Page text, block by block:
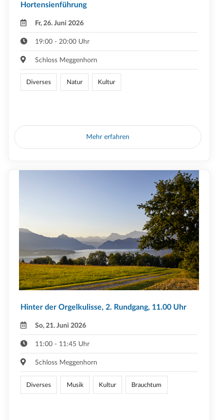
Hortensienführung
Fr, 26. Juni 2026
19:00 - 20:00 Uhr
Schloss Meggenhorn
Diverses Natur Kultur
Mehr erfahren
Hinter der Orgelkulisse, 2. Rundgang, 11.00 Uhr
So, 21. Juni 2026
11:00 - 11:45 Uhr
Schloss Meggenhorn
Diverses Musik Kultur Brauchtum